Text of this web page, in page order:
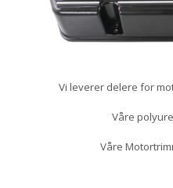
Vi leverer delere for
Våre
Våre